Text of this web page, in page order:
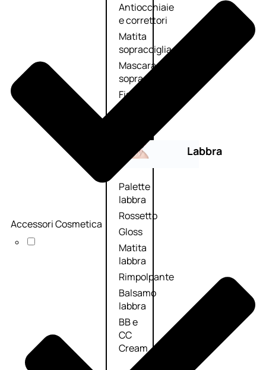
Antiocchiaie
e correttori
Matita
sopracciglia
Mascara
sopracciglia
Fissante
Labbra
Palette
labbra
Rossetto
Gloss
Matita
labbra
Rimpolpante
Balsamo
labbra
BB e
CC
Cream
Accessori Cosmetica